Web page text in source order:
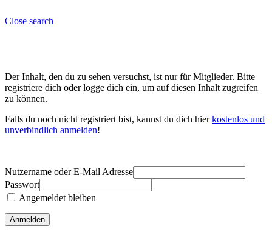
Close search
Der Inhalt, den du zu sehen versuchst, ist nur für Mitglieder. Bitte
registriere dich oder logge dich ein, um auf diesen Inhalt zugreifen
zu können.
Falls du noch nicht registriert bist, kannst du dich hierkostenlos und
unverbindlich anmelden!
Nutzername oder E-Mail Adresse
Passwort
Angemeldet bleiben